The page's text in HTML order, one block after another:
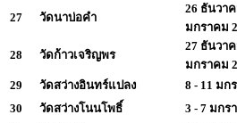
27 วัดนาบ่อคำ
26 ธันวา
มกราคม
28 วัดก้าวเจริญพร
27 ธันวาค
มกราคม
29 วัดสว่างอินทร์แปลง 8 - 11 มก
30
วัดสว่างโนนโพธิ์ 3 - 7 มกร